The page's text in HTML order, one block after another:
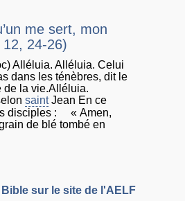
me sert, mon
12, 24-26)
Alléluia. Alléluia. Celui
dans les ténèbres, dit le
de la vie.Alléluia.
saintJean En ce
disciples : « Amen,
de blé tombé en
sur le site de l'AELF